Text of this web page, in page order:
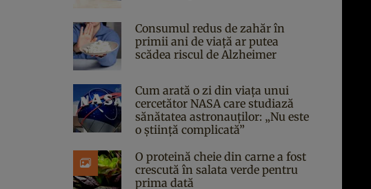
Consumul redus de zahăr în
primii ani de viață ar putea
scădea riscul de Alzheimer
Cum arată o zi din viața unui
cercetător NASA care studiază
sănătatea astronauților: „Nu este
o știință complicată”
O proteină cheie din carne a fost
crescută în salata verde pentru
prima dată